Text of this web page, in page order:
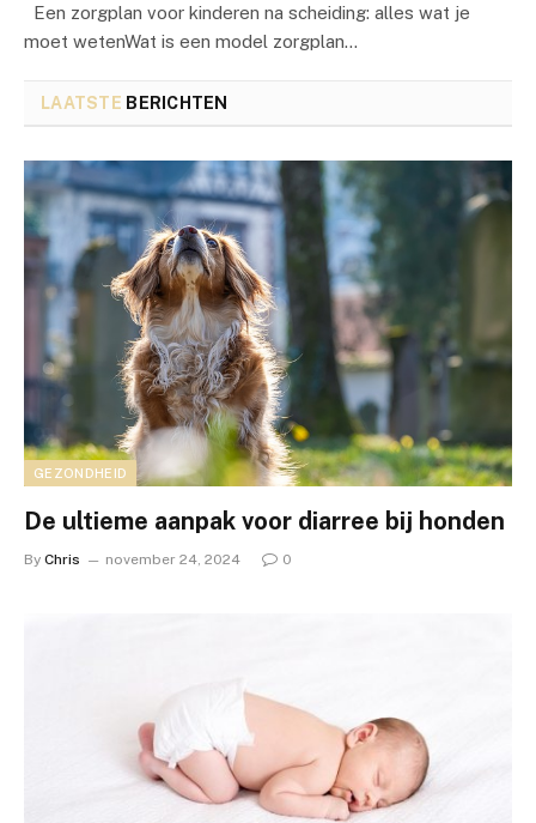
Een zorgplan voor kinderen na scheiding: alles wat je
moet wetenWat is een model zorgplan…
LAATSTE BERICHTEN
GEZONDHEID
De ultieme aanpak voor diarree bij honden
By Chris november 24, 2024 0